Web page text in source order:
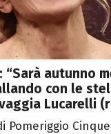
“Sarà autunno
con le
Lucarelli
Pomeriggio